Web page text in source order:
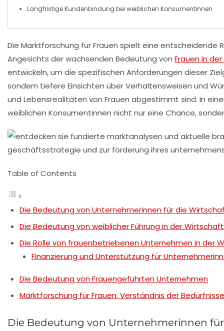
Langfristige Kundenbindung bei weiblichen Konsumentinnen
Die Marktforschung für Frauen spielt eine entscheidende
Angesichts der wachsenden Bedeutung von Frauen in
entwickeln, um die spezifischen Anforderungen dieser
sondern tiefere Einsichten überVerhaltensweisen und
und Lebensrealitäten von Frauen abgestimmt sind. In
weiblichen Konsumentinnen nicht nur eine Chance,
Table of Contents
Die Bedeutung von Unternehmerinnen für die
Die Bedeutung von weiblicher Führung in der Wirtschaft
Die Rolle von frauenbetriebenen Unternehmen in der
Finanzierung und Unterstützung für
Die Bedeutung von Frauengeführten Unternehmen
Marktforschung für Frauen: Verständnis der
Die Bedeutung von Unternehmerinnen